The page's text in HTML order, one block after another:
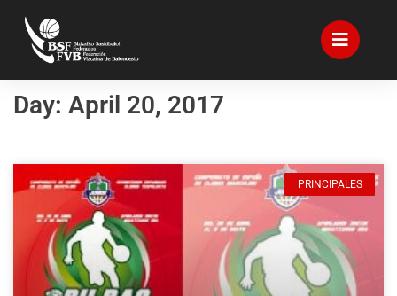
Day: April 20, 2017
PRINCIPALES